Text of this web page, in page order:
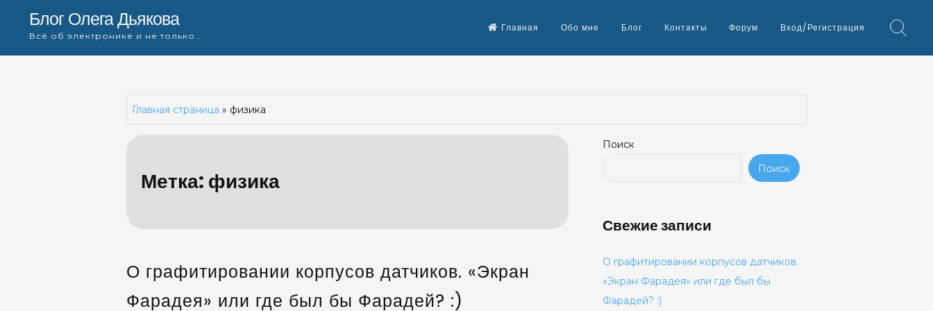
Блог Олега Дьякова
Всё об электронике и не только…
Главная Обо мне Блог Контакты Форум Вход/Регистрация
Главная страница » физика
Метка: физика
О графитировании корпусов датчиков. «Экран
Фарадея» или где был бы Фарадей? :)
Поиск
Поиск
Свежие записи
О графитировании корпусов датчиков.
«Экран Фарадея» или где был бы
Фарадей? :)